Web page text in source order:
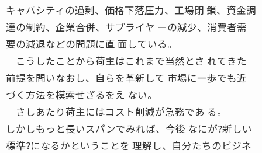
キャパシティの過剰、価格下落圧力、工場閉 鎖、資金調
達の制約、企業合併、サプライヤ ーの減少、消費者需
要の減退などの問題に直 面している。
こうしたことから荷主はこれまで当然とさ れてきた
前提を問いなおし、自らを革新して 市場に一歩でも近
づく方法を模索せざるをえ ない。
さしあたり荷主にはコスト削減が急務であ る。
しかしもっと長いスパンでみれば、今後 なにが?新しい
標準?になるかということを 理解し、自分たちのビジネ